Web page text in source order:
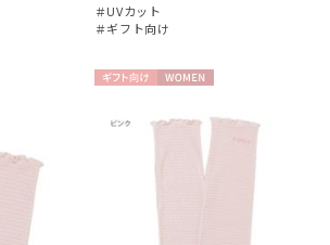
＃UVカット
＃ギフト向け
向け
N